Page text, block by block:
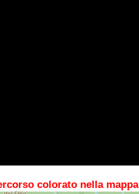
colorato nella mappa